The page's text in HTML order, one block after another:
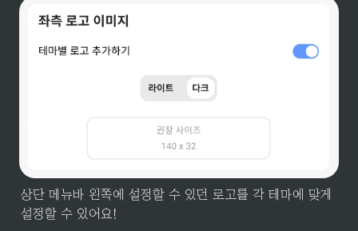
상단 메뉴바 왼쪽에 설정할 수 있던 로고를 각 테마에 맞게
설정할 수 있어요!